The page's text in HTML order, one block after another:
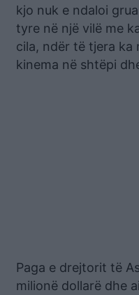
kjo nuk e ndaloi
tyre në një vilë me
cila, ndër të tjera ka
kinema në shtëpi
Paga e drejtorit të
milionë dollarë dhe